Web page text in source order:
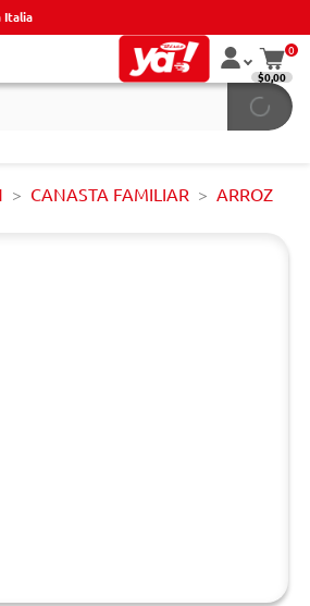
Italia
0
$0,00
CANASTA FAMILIAR ARROZ